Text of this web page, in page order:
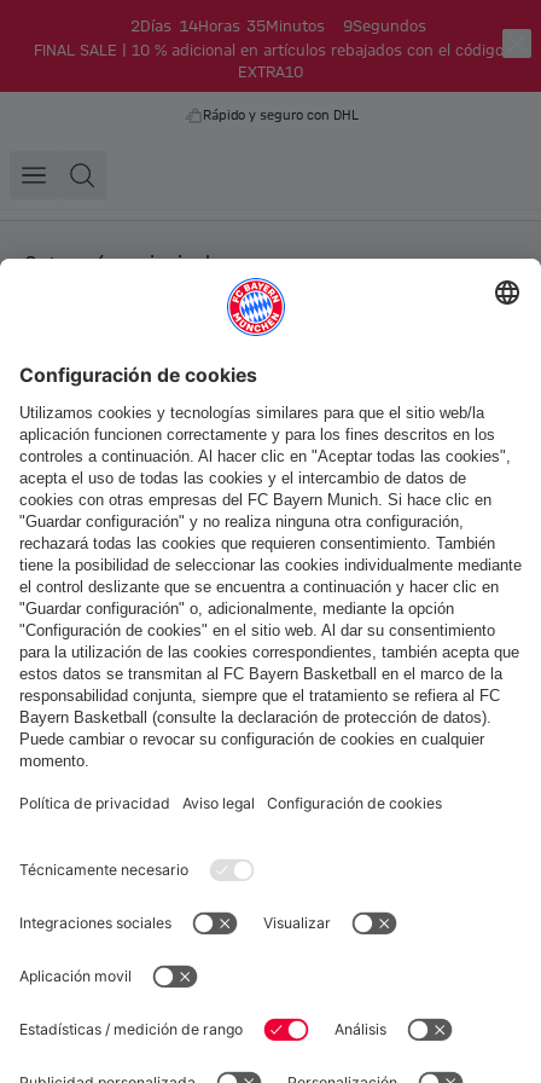
2Días 14Horas 35Minutos 9Segundos
FINAL SALE | 10 % adicional en artículos rebajados con el código:
EXTRA10
Rápido y seguro con DHL
Categorías principales
Más categorías
Síguenos
Pago y entrega
FC Bayern Store App
Privacidad